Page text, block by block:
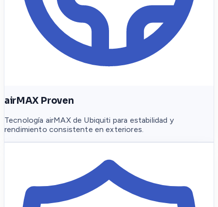
airMAX Proven
Tecnología airMAX de Ubiquiti para estabilidad y
rendimiento consistente en exteriores.